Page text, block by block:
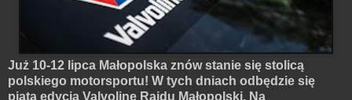
Już 10-12 lipca Małopolska znów stanie się stolicą
polskiego motorsportu! W tych dniach odbędzie się
piąta edycja Valvoline Rajdu Małopolski. Na